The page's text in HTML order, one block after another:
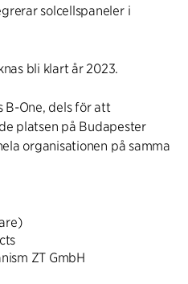
solcellspaneler i
bli klart år 2023.
B-One, dels för att
platsen på Budapester
organisationen på samma
ZT GmbH